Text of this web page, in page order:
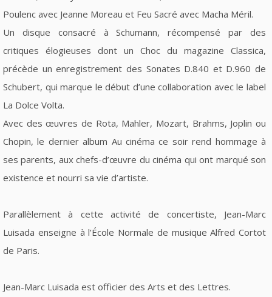
Poulenc avec Jeanne Moreau et Feu Sacré avec Macha Méril.
Un disque consacré à Schumann, récompensé par des
critiques élogieuses dont un Choc du magazine Classica,
précède un enregistrement des Sonates D.840 et D.960 de
Schubert, qui marque le début d’une collaboration avec le label
La Dolce Volta.
Avec des œuvres de Rota, Mahler, Mozart, Brahms, Joplin ou
Chopin, le dernier album Au cinéma ce soir rend hommage à
ses parents, aux chefs-d’œuvre du cinéma qui ont marqué son
existence et nourri sa vie d’artiste.
Parallèlement à cette activité de concertiste, Jean-Marc
Luisada enseigne à l’École Normale de musique Alfred Cortot
de Paris.
Jean-Marc Luisada est officier des Arts et des Lettres.